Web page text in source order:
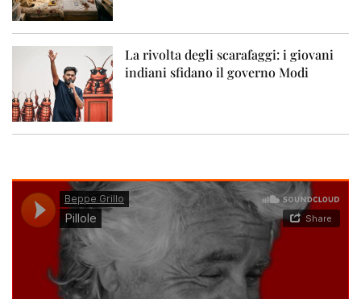
La rivolta degli scarafaggi: i giovani
indiani sfidano il governo Modi